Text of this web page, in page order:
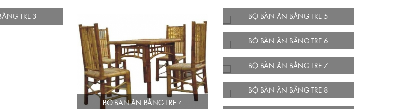
TRE 3
BỘ BÀN ĂN BẰNG TRE 4
BỘ BÀN ĂN BẰNG TRE 5
BỘ BÀN ĂN BẰNG TRE 6
BỘ BÀN ĂN BẰNG TRE 7
BỘ BÀN ĂN BẰNG TRE 8